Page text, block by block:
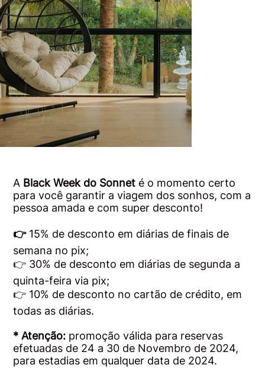
A Black Week do Sonnet é o momento certo
para você garantir a viagem dos sonhos, com a
pessoa amada e com super desconto!
👉 15% de desconto em diárias de finais de
semana no pix;
👉 30% de desconto em diárias de segunda a
quinta-feira via pix;
👉 10% de desconto no cartão de crédito, em
todas as diárias.
* Atenção: promoção válida para reservas
efetuadas de 24 a 30 de Novembro de 2024,
para estadias em qualquer data de 2024.